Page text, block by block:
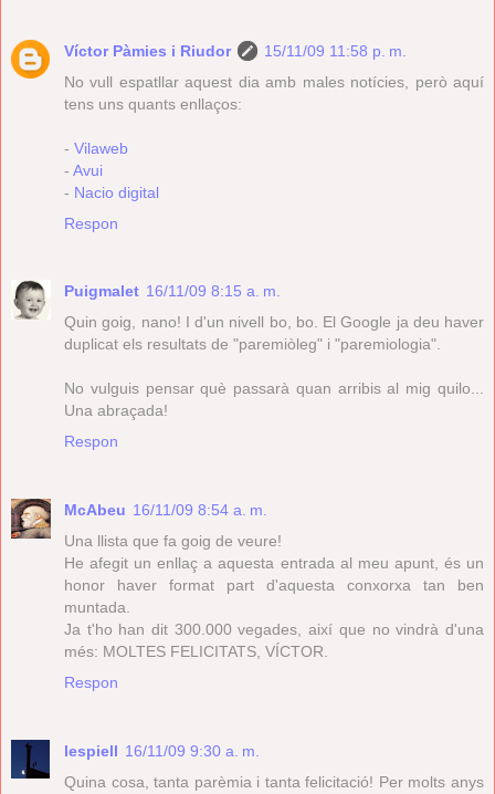
Víctor Pàmies i Riudor
15/11/09 11:58 p. m.
No vull espatllar aquest dia amb males notícies, però aquí
tens uns quants enllaços:
- Vilaweb
- Avui
- Nacio digital
Respon
Puigmalet 16/11/09 8:15 a. m.
Quin goig, nano! I d'un nivell bo, bo. El Google ja deu haver
duplicat els resultats de "paremiòleg" i "paremiologia".
No vulguis pensar què passarà quan arribis al mig quilo...
Una abraçada!
Respon
McAbeu 16/11/09 8:54 a. m.
Una llista que fa goig de veure!
He afegit un enllaç a aquesta entrada al meu apunt, és un
honor haver format part d'aquesta conxorxa tan ben
muntada.
Ja t'ho han dit 300.000 vegades, així que no vindrà d'una
més: MOLTES FELICITATS, VÍCTOR.
Respon
lespiell 16/11/09 9:30 a. m.
Quina cosa, tanta parèmia i tanta felicitació! Per molts anys